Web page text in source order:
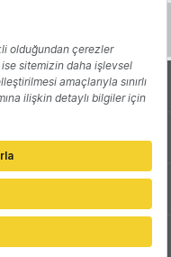
Yazarlar
Reklam